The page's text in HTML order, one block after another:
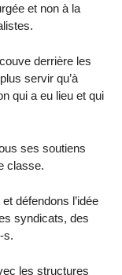
et non à la
derrière les
servir qu’à
qui a eu lieu et qui
ses soutiens
classe.
défendons l’idée
syndicats, des
s.
les structures